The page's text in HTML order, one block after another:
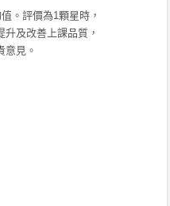
。評價為1顆星時，
及改善上課品質，
意見。